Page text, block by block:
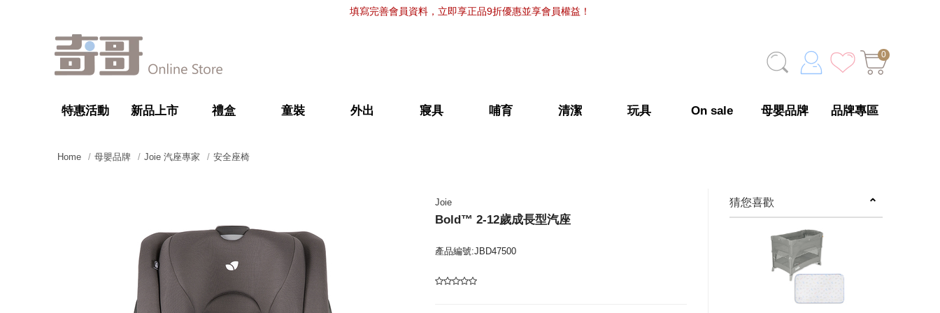
填寫完善會員資料，立即享正品9折優惠並享會員權益！
0
特惠活動 新品上市 禮盒 童裝 外出 寢具 哺育 清潔 玩具 On sale 母嬰品牌 品牌專區
Home 母嬰品牌 Joie 汽座專家 安全座椅
Joie
Bold™ 2-12歲成長型汽座
產品編號:JBD47500
猜您喜歡